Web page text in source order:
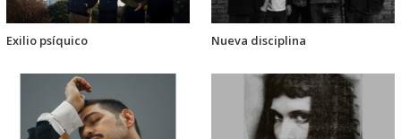
Exilio psíquico Nueva disciplina